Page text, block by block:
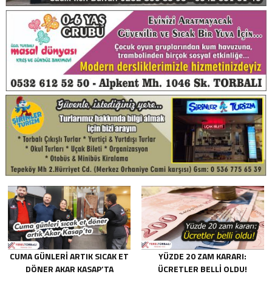
CUMA GÜNLERI ARTIK SICAK ET
DÖNER AKAR KASAP’TA
YÜZDE 20 ZAM KARARI:
ÜCRETLER BELLI OLDU!